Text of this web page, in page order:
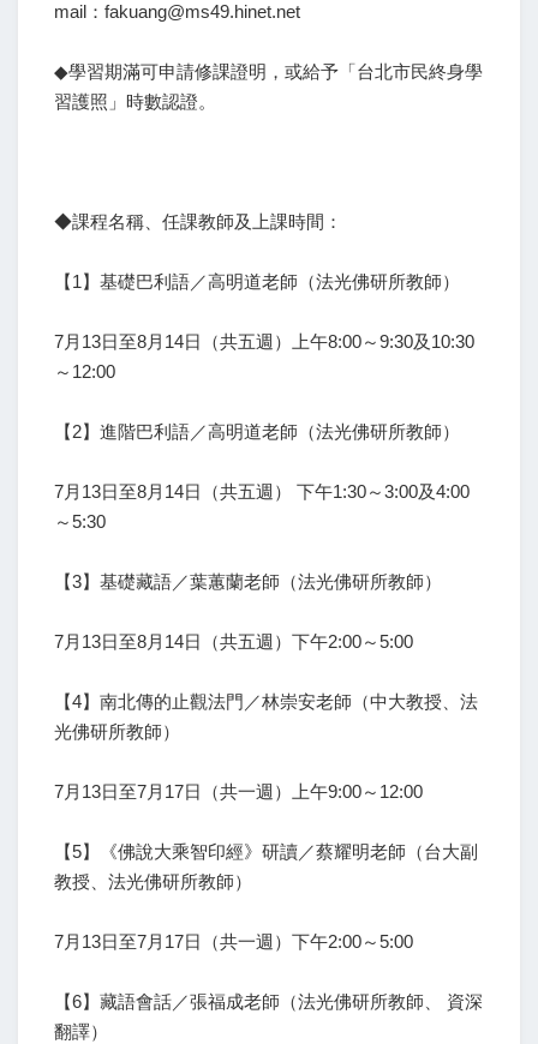
mail：fakuang@ms49.hinet.net
◆學習期滿可申請修課證明，或給予「台北市民終身學
習護照」時數認證。
◆課程名稱、任課教師及上課時間：
【1】基礎巴利語／高明道老師（法光佛研所教師）
7月13日至8月14日（共五週）上午8:00～9:30及10:30
～12:00
【2】進階巴利語／高明道老師（法光佛研所教師）
7月13日至8月14日（共五週） 下午1:30～3:00及4:00
～5:30
【3】基礎藏語／葉蕙蘭老師（法光佛研所教師）
7月13日至8月14日（共五週）下午2:00～5:00
【4】南北傳的止觀法門／林崇安老師（中大教授、法
光佛研所教師）
7月13日至7月17日（共一週）上午9:00～12:00
【5】《佛說大乘智印經》研讀／蔡耀明老師（台大副
教授、法光佛研所教師）
7月13日至7月17日（共一週）下午2:00～5:00
【6】藏語會話／張福成老師（法光佛研所教師、 資深
翻譯）